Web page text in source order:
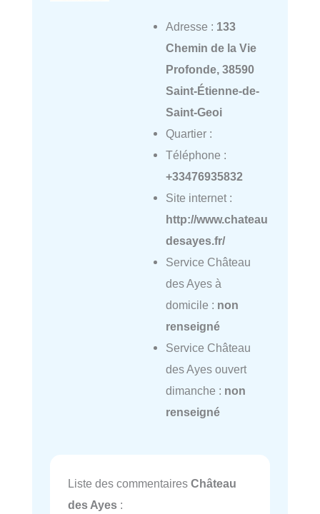
Adresse : 133
Chemin de la Vie
Profonde, 38590
Saint-Étienne-de-
Saint-Geoi
Quartier :
Téléphone :
+33476935832
Site internet :
http://www.chateau
desayes.fr/
Service Château
des Ayes à
domicile : non
renseigné
Service Château
des Ayes ouvert
dimanche : non
renseigné
Liste des commentaires Château
des Ayes :